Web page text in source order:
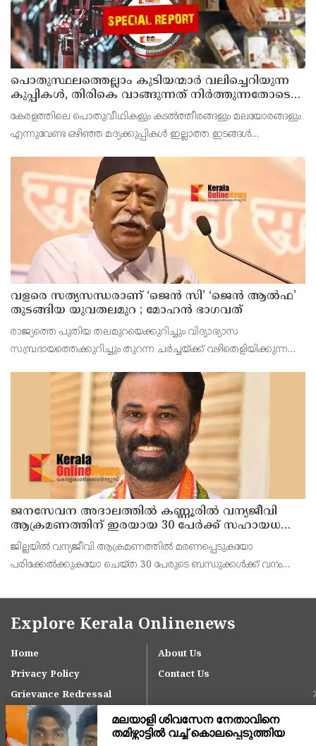
പൊതുസ്ഥലത്തെല്ലാം കുടിയന്മാര്‍ വലിച്ചെറിയുന്ന
കുപ്പികള്‍, തിരികെ വാങ്ങുന്നത് നിര്‍ത്തുന്നതോടെ
ഇത് ഇരട്ടിക്കും, കോടികളുടെ ലാഭമുള്ള പദ്ധതി
നിര്‍ത്തിയത് എന്തിന്? സര്‍ക്കാരിന്റേത് തലതിരിഞ്ഞ
തീരുമാനമോ?
കേരളത്തിലെ പൊതുവീഥികളും കടല്‍ത്തീരങ്ങളും മലയോരങ്ങളും
എന്നുവേണ്ട ഒഴിഞ്ഞ മദ്യക്കുപ്പികള്‍ ഇല്ലാത്ത ഇടങ്ങള്‍
വളരെ സത്യസന്ധരാണ് ‘ജെൻ സി’ ‘ജെൻ ആൽഫ’
തുടങ്ങിയ യുവതലമുറ ; മോഹൻ ഭാഗവത്
രാജ്യത്തെ പുതിയ തലമുറയെക്കുറിച്ചും വിദ്യാഭ്യാസ
സമ്പ്രദായത്തെക്കുറിച്ചും തുറന്ന ചർച്ചയ്ക്ക് വഴിതെളിയിക്കുന്ന
മോഹൻ ഭാഗവത് രംഗത്ത്. നിലവിലെ തലമുറയെക്കാൾ വളരെ
ജനസേവന അദാലത്തിൽ കണ്ണൂരിൽ വന്യജീവി
ആക്രമണത്തിന് ഇരയായ 30 പേർക്ക് സഹായധനം
അനുവദിച്ചു
ജില്ലയിൽ വന്യജീവി ആക്രമണത്തിൽ മരണപ്പെടുകയോ
പരിക്കേൽക്കുകയോ ചെയ്ത 30 പേരുടെ ബന്ധുക്കൾക്ക് വനം
സഹായധനം അനുവദിച്ചു. സംസ്ഥാന സർക്കാരിന്റെ നൂറുദിന
പരിപാടിയിൽ
Explore Kerala Onlinenews
Home
About Us
Privacy Policy
Contact Us
Grievance Redressal